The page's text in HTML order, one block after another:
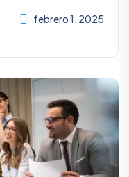
febrero 1, 2025